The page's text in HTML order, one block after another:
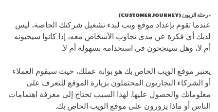
• رحلة الزبون (CUSTOMER JOURNEY)
عندما تقوم بإعداد موقع ويب لبدء تشغيل شركتك الخاصة، ليس
لديك أي فكرة عن مدى تجاوب الأشخاص معه، إذا كانوا سيحبونه
أم لا، وهل سينجحون في استخدامه بسهولة أم لا.
يعتبر موقع الويب الخاص بك هو بوابة عملك، حيث سيقوم العملاء
أو الشركاء التجاريون المحتملون بزيارة الموقع للتعرف على
معلوماتك والحصول عليها. لهذا السبب تحتاج إلى معرفة اهتمامات
الناس أو ماذا يزورون على موقع الويب الخاص بك.